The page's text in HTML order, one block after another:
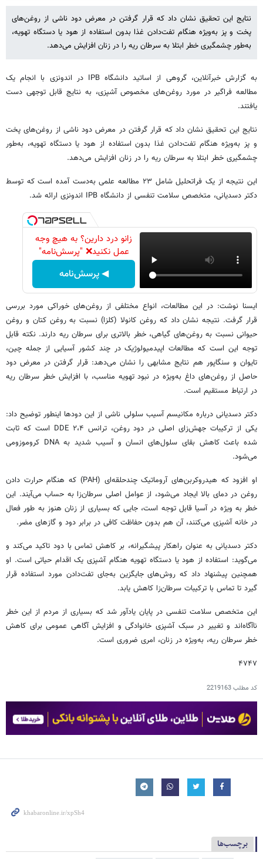
نتایج این تحقیق نشان داد که قرار گرفتن در معرض دود ناشی از روغن‌های
پخت و پز به‌ویژه هنگام تفت‌دادن غذا بدون استفاده از هود یا دستگاه تهویه،
به‌طور چشمگیری خطر ابتلا به سرطان ریه را در زنان افزایش می‌دهد.
به گزارش خبرآنلاین، گروهی از اساتید دانشگاه IPB در اندونزی با انجام یک
مطالعه فراگیر در مورد روغن‌های مخصوص آشپزی، به نتایج قابل توجهی دست
یافتند.
نتایج این تحقیق نشان داد که قرار گرفتن در معرض دود ناشی از روغن‌های پخت
و پز به‌ویژه هنگام تفت‌دادن غذا بدون استفاده از هود یا دستگاه تهویه، به‌طور
چشمگیری خطر ابتلا به سرطان ریه را در زنان افزایش می‌دهد.
این نتیجه از یک فراتحلیل شامل ۲۳ مطالعه علمی به‌دست آمده است که توسط
دکتر دسدیانی، متخصص سلامت تنفسی از دانشگاه IPB اندونزی ارائه شد.
زانو درد دارین؟ به هیچ وجه
عمل نکنید❌ "پرسش‌نامه"
◀ پرسش‌نامه
ایسنا نوشت: در این مطالعات، انواع مختلفی از روغن‌های خوراکی مورد بررسی
قرار گرفت. نتیجه نشان داد که روغن کانولا (کلزا) نسبت به روغن کتان و روغن
حیوانی نسبت به روغن‌های گیاهی، خطر بالاتری برای سرطان ریه دارند. نکته قابل
توجه این است که مطالعات اپیدمیولوژیک در چند کشور آسیایی از جمله چین،
تایوان و سنگاپور هم نتایج مشابهی را نشان می‌دهد: قرار گرفتن در معرض دود
حاصل از روغن‌های داغ به‌ویژه در نبود تهویه مناسب، با افزایش خطر سرطان ریه
در ارتباط مستقیم است.
دکتر دسدیانی درباره مکانیسم آسیب سلولی ناشی از این دودها اینطور توضیح داد:
یکی از ترکیبات جهش‌زای اصلی در دود روغن، ترانس ۲،۴ DDE است که ثابت
شده باعث کاهش بقای سلول‌های انسان و آسیب شدید به DNA کروموزومی
می‌شود.
او افزود که هیدروکربن‌های آروماتیک چندحلقه‌ای (PAH) که هنگام حرارت دادن
روغن در دمای بالا ایجاد می‌شود، از عوامل اصلی سرطان‌زا به حساب می‌آیند. این
خطر به ویژه در آسیا قابل توجه است، جایی که بسیاری از زنان هنوز به طور فعال
در خانه آشپزی می‌کنند، آن هم بدون حفاظت کافی در برابر دود و گازهای مضر.
دکتر دسدیانی به عنوان راهکار پیشگیرانه، بر کاهش تماس با دود تاکید می‌کند و
می‌گوید: استفاده از هود یا دستگاه تهویه هنگام آشپزی یک اقدام حیاتی است. او
همچنین پیشنهاد داد که روش‌های جایگزین به‌جای تفت‌دادن مورد استفاده قرار
گیرد تا تماس با ترکیبات سرطان‌زا کاهش یابد.
این متخصص سلامت تنفسی در پایان یادآور شد که بسیاری از مردم از این خطر
ناآگاه‌اند و تغییر در سبک آشپزی خانوادگی و افزایش آگاهی عمومی برای کاهش
خطر سرطان ریه، به‌ویژه در زنان، امری ضروری است.
۴۷۴۷
کد مطلب2219163
برچسب‌ها